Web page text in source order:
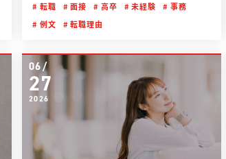
転職
面接 高卒 未経験
事務
例文
転職理由
06/
27
2026